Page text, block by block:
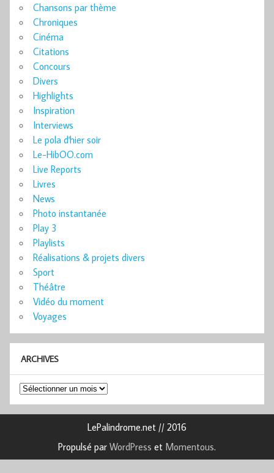
Chansons par thème
Chroniques
Cinéma
Citations
Concours
Divers
Highlights
Inspiration
Interviews
Le pola d'hier soir
Le-HibOO.com
Live Reports
Livres
News
Photo instantanée
Play 3
Playlists
Réalisations & projets divers
Sport
Théâtre
Vidéo du moment
Voyages
ARCHIVES
Archives
LePalindrome.net // 2016
Propulsé par WordPress et Momentous.